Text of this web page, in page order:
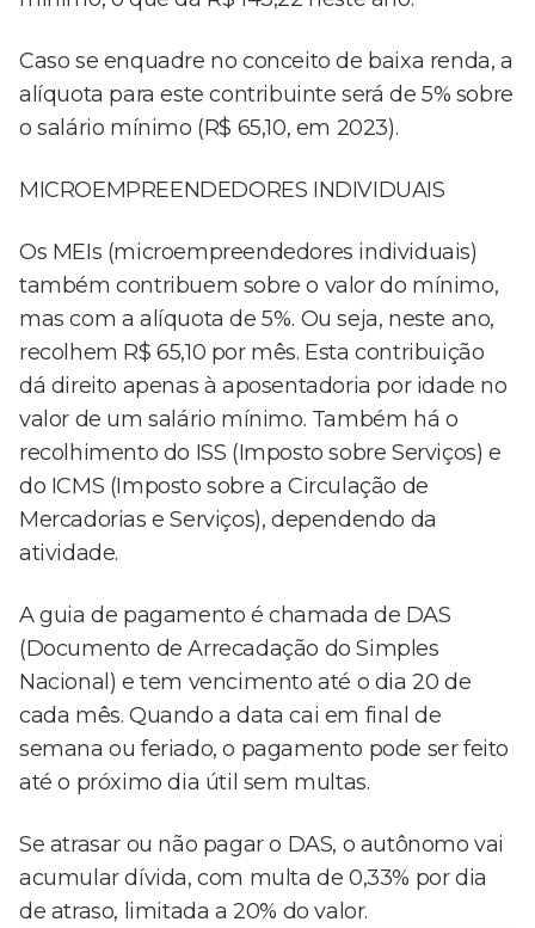
Caso se enquadre no conceito de baixa renda, a
alíquota para este contribuinte será de 5% sobre
o salário mínimo (R$ 65,10, em 2023).
MICROEMPREENDEDORES INDIVIDUAIS
Os MEIs (microempreendedores individuais)
também contribuem sobre o valor do mínimo,
mas com a alíquota de 5%. Ou seja, neste ano,
recolhem R$ 65,10 por mês. Esta contribuição
dá direito apenas à aposentadoria por idade no
valor de um salário mínimo. Também há o
recolhimento do ISS (Imposto sobre Serviços) e
do ICMS (Imposto sobre a Circulação de
Mercadorias e Serviços), dependendo da
atividade.
A guia de pagamento é chamada de DAS
(Documento de Arrecadação do Simples
Nacional) e tem vencimento até o dia 20 de
cada mês. Quando a data cai em final de
semana ou feriado, o pagamento pode ser feito
até o próximo dia útil sem multas.
Se atrasar ou não pagar o DAS, o autônomo vai
acumular dívida, com multa de 0,33% por dia
de atraso, limitada a 20% do valor.